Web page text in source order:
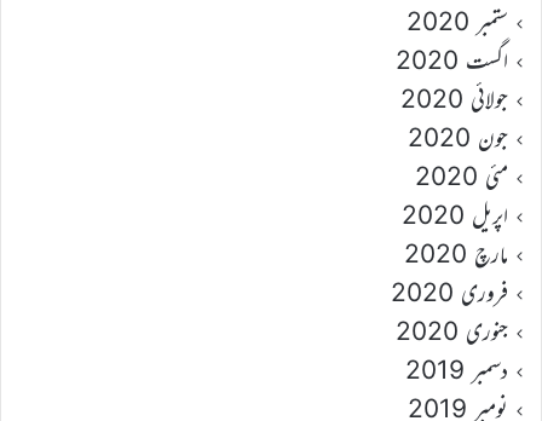
ستمبر 2020
اگست 2020
جولائی 2020
جون 2020
مئی 2020
اپریل 2020
مارچ 2020
فروری 2020
جنوری 2020
دسمبر 2019
نومبر 2019